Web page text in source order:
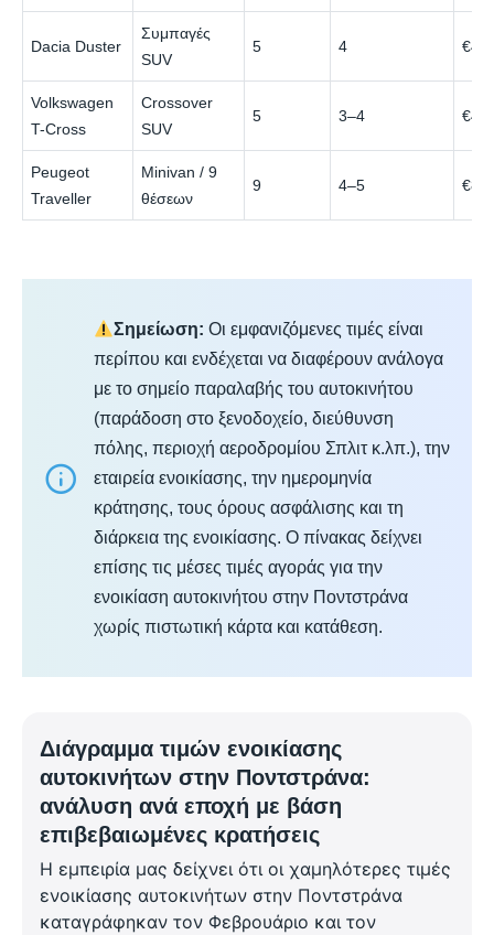
Dacia Duster
Συμπαγές
SUV
5 4 €40
Volkswagen
T-Cross
Crossover
SUV
5 3–4 €44
Peugeot
Traveller
Minivan / 9
θέσεων
9 4–5 €82
Σημείωση: Οι εμφανιζόμενες τιμές είναι
περίπου και ενδέχεται να διαφέρουν ανάλογα
με το σημείο παραλαβής του αυτοκινήτου
(παράδοση στο ξενοδοχείο, διεύθυνση
πόλης, περιοχή αεροδρομίου Σπλιτ κ.λπ.), την
εταιρεία ενοικίασης, την ημερομηνία
κράτησης, τους όρους ασφάλισης και τη
διάρκεια της ενοικίασης. Ο πίνακας δείχνει
επίσης τις μέσες τιμές αγοράς για την
ενοικίαση αυτοκινήτου στην Ποντστράνα
χωρίς πιστωτική κάρτα και κατάθεση.
Διάγραμμα τιμών ενοικίασης
αυτοκινήτων στην Ποντστράνα:
ανάλυση ανά εποχή με βάση
επιβεβαιωμένες κρατήσεις
Η εμπειρία μας δείχνει ότι οι χαμηλότερες τιμές
ενοικίασης αυτοκινήτων στην Ποντστράνα
καταγράφηκαν τον Φεβρουάριο και τον